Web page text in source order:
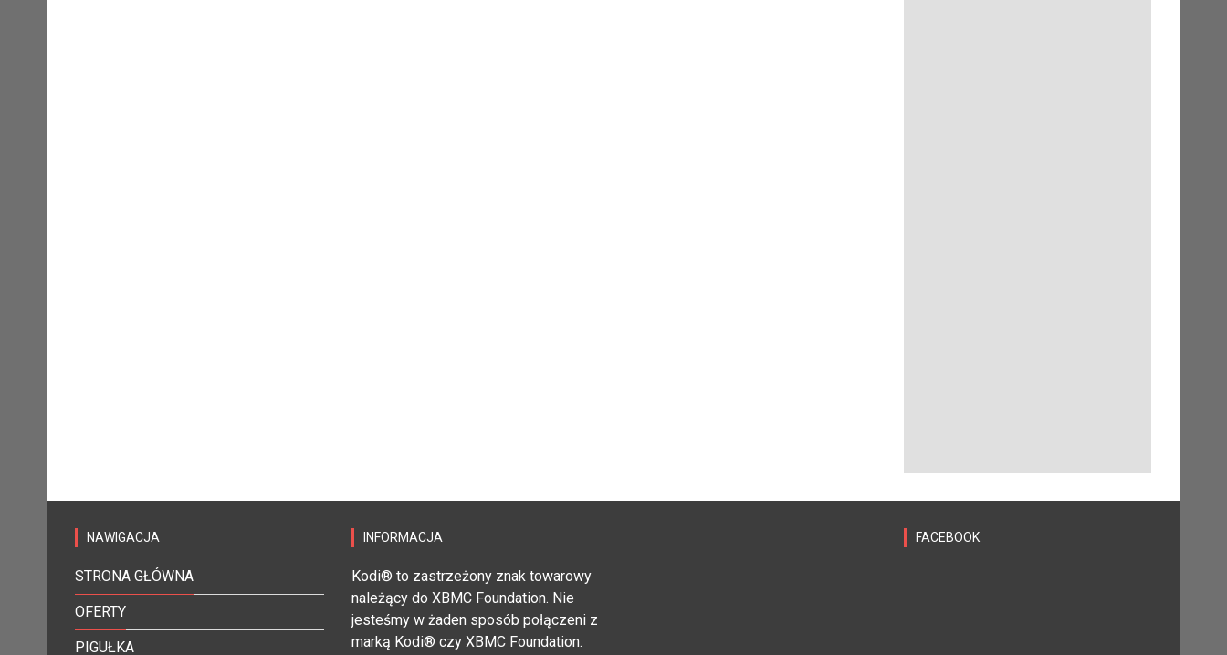
NAWIGACJA
STRONA GŁÓWNA
OFERTY
PIGUŁKA
INFORMACJA
Kodi® to zastrzeżony znak towarowy
należący do XBMC Foundation. Nie
jesteśmy w żaden sposób połączeni z
marką Kodi® czy XBMC Foundation.
FACEBOOK